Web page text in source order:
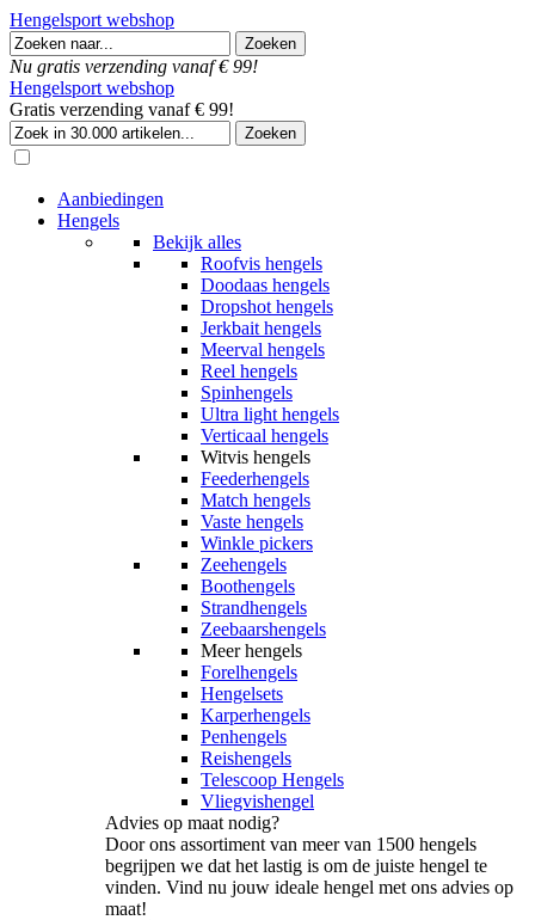
Hengelsport webshop
Nu gratis verzending vanaf € 99!
Hengelsport webshop
Gratis verzending vanaf € 99!
Aanbiedingen
Hengels
Bekijk alles
Roofvis hengels
Doodaas hengels
Dropshot hengels
Jerkbait hengels
Meerval hengels
Reel hengels
Spinhengels
Ultra light hengels
Verticaal hengels
Witvis hengels
Feederhengels
Match hengels
Vaste hengels
Winkle pickers
Zeehengels
Boothengels
Strandhengels
Zeebaarshengels
Meer hengels
Forelhengels
Hengelsets
Karperhengels
Penhengels
Reishengels
Telescoop Hengels
Vliegvishengel
Advies op maat nodig?
Door ons assortiment van meer van 1500 hengels
begrijpen we dat het lastig is om de juiste hengel te
vinden. Vind nu jouw ideale hengel met ons advies op
maat!